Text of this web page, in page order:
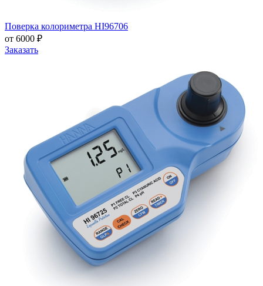
Поверка колориметра HI96706
от 6000 ₽
Заказать